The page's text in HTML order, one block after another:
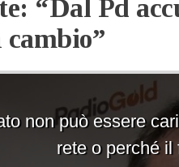
“Dal Pd
cambio”